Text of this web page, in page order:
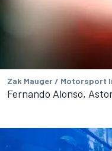
Zak Mauger / Motorsport
Fernando Alonso,